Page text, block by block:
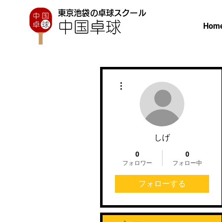
東京池袋の卓球スクール
しげ
0
フォロワー
0
フォロー中
フォローする